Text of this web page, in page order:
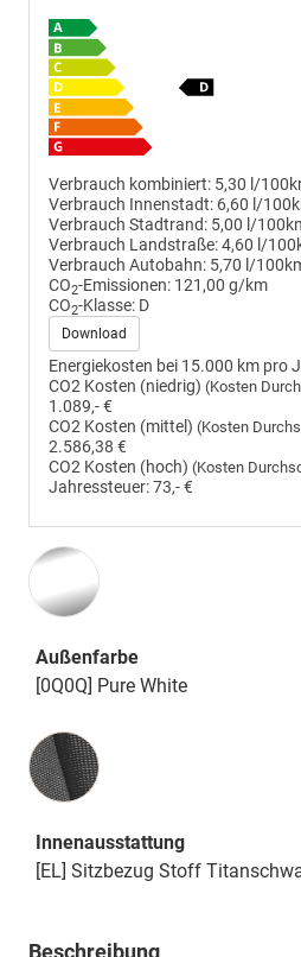
Verbrauch kombiniert: 5,30 l/
Verbrauch Innenstadt: 6,60 l/
Verbrauch Stadtrand: 5,00 l/
Verbrauch Landstraße:4,60 l/
Verbrauch Autobahn: 5,70 l/
CO2-Emissionen: 121,00 g/km
CO2-Klasse: D
Download
Energiekosten bei 15.000 km pro
CO2 Kosten (niedrig) (Kosten
1.089,- €
CO2 Kosten (mittel) (Kosten
2.586,38 €
CO2 Kosten (hoch) (Kosten
Jahressteuer:73,- €
Außenfarbe
[0Q0Q] Pure White
Innenausstattung
Innenausstattung
[EL] Sitzbezug Stoff
Beschreibung